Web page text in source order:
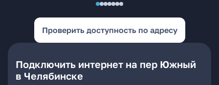
Проверить доступность по адресу
Подключить интернет на пер Южный
в Челябинске